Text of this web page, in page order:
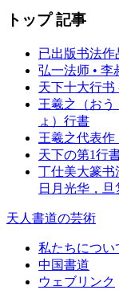
トップ 記事
已出版书法作
弘一法师 • 李
天下十大行书
王羲之（お
ょ）行書
王羲之代表作
天下の第1行
丁仕美大篆书
日月光华，旦
天人書道の芸術
私たちについ
中国書道
ウェブリンク